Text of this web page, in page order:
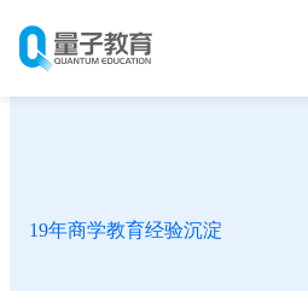
19年商学教育经验沉淀